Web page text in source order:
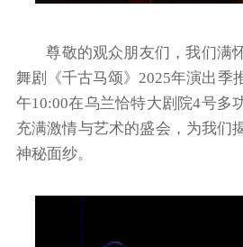
尊敬的观众朋友们，我们满
舞剧《千古马颂》2025年演出季
午10:00在乌兰恰特大剧院4号多
充满激情与艺术的盛会，为我们
神秘面纱。